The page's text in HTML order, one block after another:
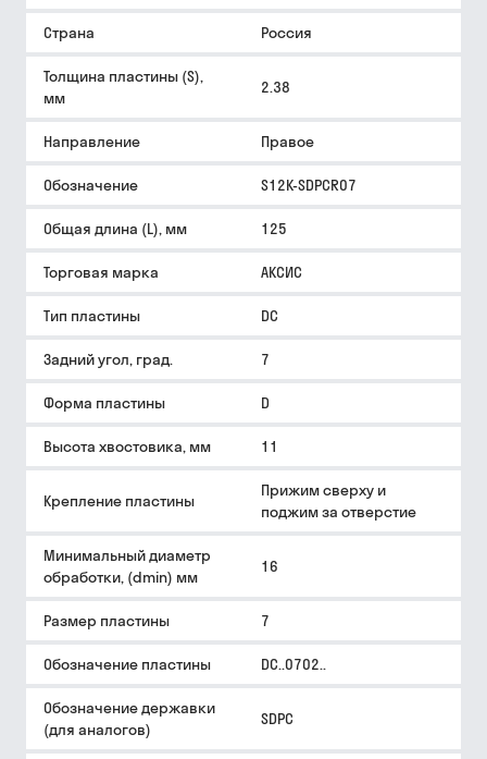
Страна Россия
Толщина пластины (S),
мм
2.38
Направление Правое
Обозначение S12K-SDPCR07
Общая длина (L), мм 125
Торговая марка АКСИС
Тип пластины DC
Задний угол, град. 7
Форма пластины D
Высота хвостовика, мм 11
Крепление пластины
Прижим сверху и
поджим за отверстие
Минимальный диаметр
обработки, (dmin) мм
16
Размер пластины 7
Обозначение пластины DC..0702..
Обозначение державки
(для аналогов)
SDPC